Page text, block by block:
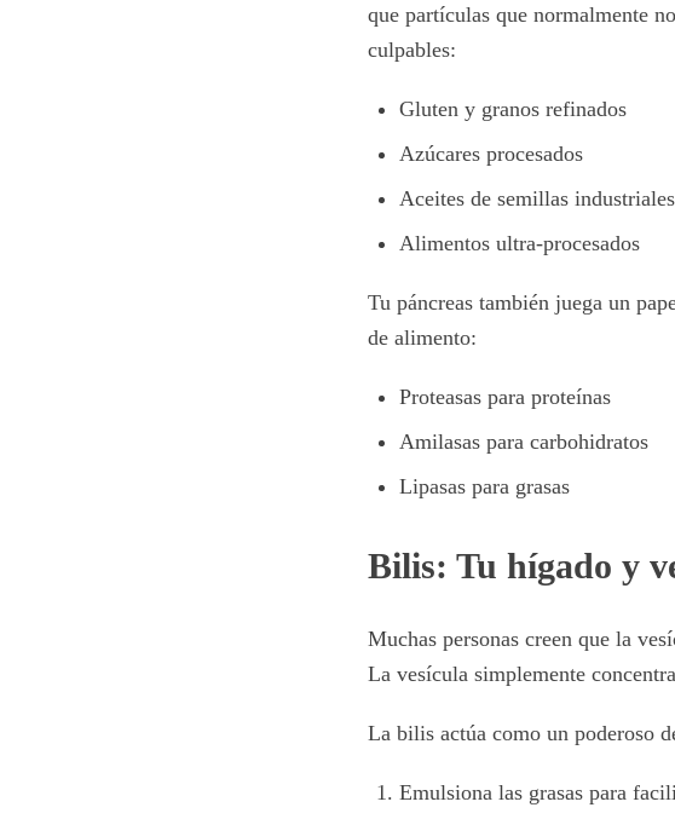
que partículas que normalmente
culpables:
Gluten y granos refinados
Azúcares procesados
Aceites de semillas industriales
Alimentos ultra-procesados
Tu páncreas también juega un
de alimento:
Proteasas para proteínas
Amilasas para carbohidratos
Lipasas para grasas
Bilis: Tu hígado y
Muchas personas creen que la
La vesícula simplemente
La bilis actúa como un poderoso
Emulsiona las grasas para